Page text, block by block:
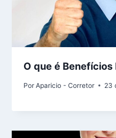
O que é Benefícios
PorAparicio - Corretor 23